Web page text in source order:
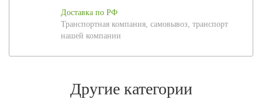
Доставка по РФ
Транспортная компания, самовывоз, транспорт
нашей компании
Другие категории